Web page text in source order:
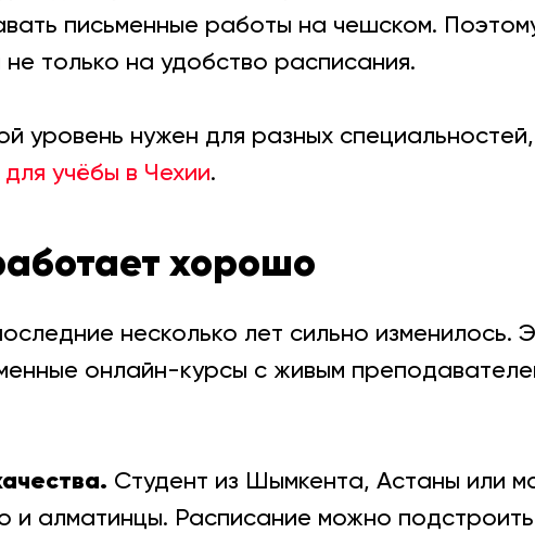
письменные работы на чешском.
только на удобство расписания.
уровень нужен для разных
учёбы в Чехии.
хорошо
несколько лет сильно изменилось.
онлайн-курсы с живым
Студент из Шымкента, Астаны или
и алматинцы. Расписание можно